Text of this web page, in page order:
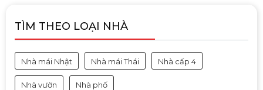
TÌM THEO LOẠI NHÀ
Nhà mái Nhật Nhà mái Thái Nhà cấp 4
Nhà vườn Nhà phố